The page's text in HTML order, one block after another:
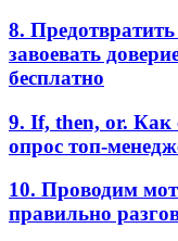
8.
завоевать
бесплатно
9. If, then, or. Как
опрос топ-
10. Проводим
правильно